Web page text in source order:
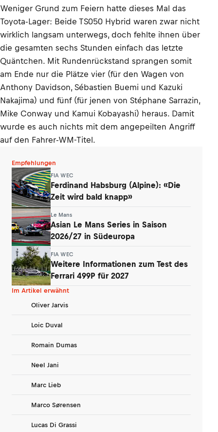
Weniger Grund zum Feiern hatte dieses Mal das
Toyota-Lager: Beide TS050 Hybrid waren zwar nicht
wirklich langsam unterwegs, doch fehlte ihnen über
die gesamten sechs Stunden einfach das letzte
Quäntchen. Mit Rundenrückstand sprangen somit
am Ende nur die Plätze vier (für den Wagen von
Anthony Davidson, Sébastien Buemi und Kazuki
Nakajima) und fünf (für jenen von Stéphane Sarrazin,
Mike Conway und Kamui Kobayashi) heraus. Damit
wurde es auch nichts mit dem angepeilten Angriff
auf den Fahrer-WM-Titel.
Empfehlungen
FIA WEC
Ferdinand Habsburg (Alpine): «Die
Zeit wird bald knapp»
Le Mans
Asian Le Mans Series in Saison
2026/27 in Südeuropa
FIA WEC
Weitere Informationen zum Test des
Ferrari 499P für 2027
Im Artikel erwähnt
Oliver Jarvis
Loic Duval
Romain Dumas
Neel Jani
Marc Lieb
Marco Sørensen
Lucas Di Grassi